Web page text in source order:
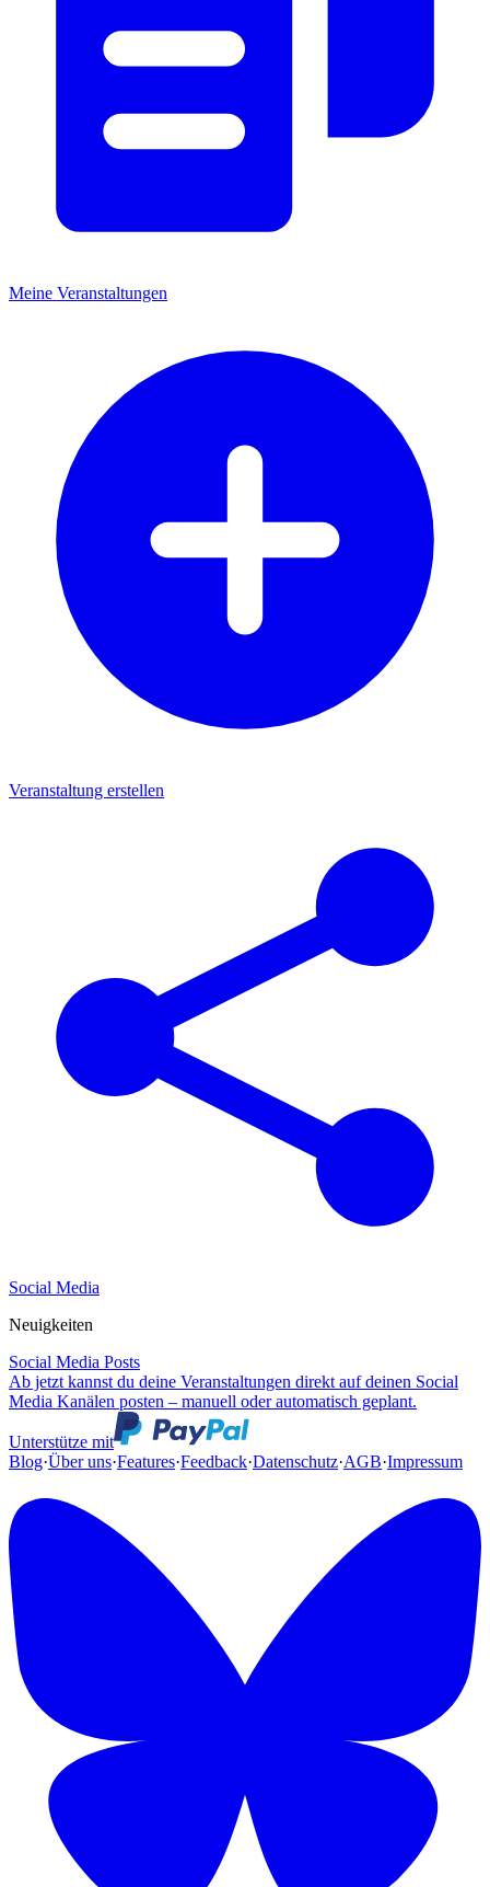
Meine Veranstaltungen
Veranstaltung erstellen
Social Media
Neuigkeiten
Social Media Posts
Ab jetzt kannst du deine Veranstaltungen direkt auf deinen Social
Media Kanälen posten – manuell oder automatisch geplant.
Unterstütze mit
Blog·Über uns·Features·Feedback·Datenschutz·AGB·Impressum